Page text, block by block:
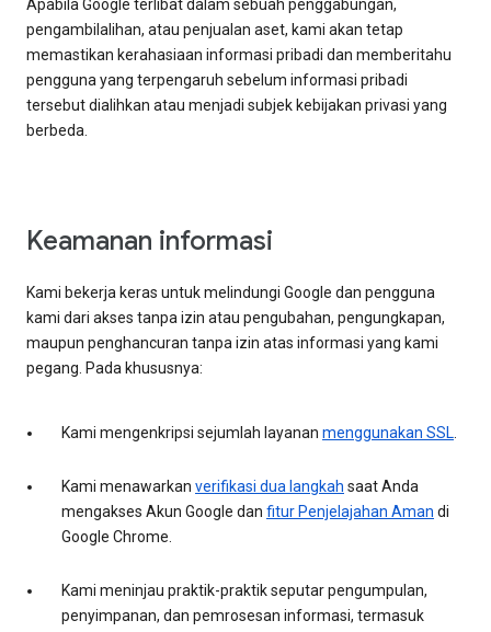
Apabila Google terlibat dalam sebuah penggabungan,
pengambilalihan, atau penjualan aset, kami akan tetap
memastikan kerahasiaan informasi pribadi dan memberitahu
pengguna yang terpengaruh sebelum informasi pribadi
tersebut dialihkan atau menjadi subjek kebijakan privasi yang
berbeda.
Keamanan informasi
Kami bekerja keras untuk melindungi Google dan pengguna
kami dari akses tanpa izin atau pengubahan, pengungkapan,
maupun penghancuran tanpa izin atas informasi yang kami
pegang. Pada khususnya:
Kami mengenkripsi sejumlah layanan menggunakan SSL.
Kami menawarkan verifikasi dua langkah saat Anda
mengakses Akun Google dan fitur Penjelajahan Aman di
Google Chrome.
Kami meninjau praktik-praktik seputar pengumpulan,
penyimpanan, dan pemrosesan informasi, termasuk